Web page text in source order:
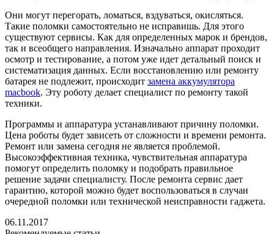
Они могут перегорать, ломаться, вздуваться, окисляться.
Такие поломки самостоятельно не исправишь. Для этого
существуют сервисы. Как для определенных марок и брендов,
так и всеобщего направления. Изначально аппарат проходит
осмотр и тестирование, а потом уже идет детальный поиск и
систематизация данных. Если восстановлению или ремонту
батарея не подлежит, происходит замена аккумулятора
macbook. Эту роботу делает специалист по ремонту такой
техники.
Программы и аппаратура устанавливают причину поломки.
Цена роботы будет зависеть от сложности и времени ремонта.
Ремонт или замена сегодня не является проблемой.
Высокоэффективная техника, чувствительная аппаратура
помогут определить поломку и подобрать правильное
решение задачи специалисту. После ремонта сервис дает
гарантию, которой можно будет воспользоваться в случаи
очередной поломки или технической неисправности гаджета.
06.11.2017